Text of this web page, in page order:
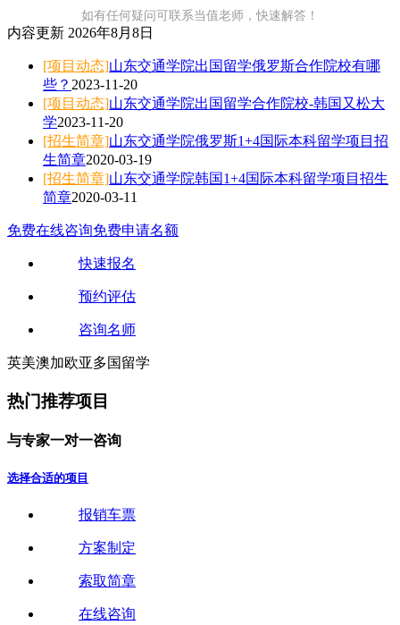
如有任何疑问可联系当值老师，快速解答！
内容更新 2026年8月8日
[项目动态]山东交通学院出国留学俄罗斯合作院校有哪
些？ 2023-11-20
[项目动态]山东交通学院出国留学合作院校-韩国又松大
学2023-11-20
[招生简章]山东交通学院俄罗斯1+4国际本科留学项目招
生简章2020-03-19
[招生简章]山东交通学院韩国1+4国际本科留学项目招生
简章2020-03-11
免费在线咨询免费申请名额
快速报名
预约评估
咨询名师
英美澳加欧亚多国留学
热门推荐项目
与专家一对一咨询
选择合适的项目
报销车票
方案制定
索取简章
在线咨询